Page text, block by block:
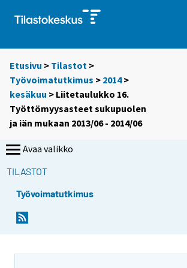
Etusivu > Tilastot >
Työvoimatutkimus > 2014>
kesäkuu > Liitetaulukko 16.
Työttömyysasteet sukupuolen
ja iän mukaan 2013/06 - 2014/06
Avaa valikko
TILASTOT
Työvoimatutkimus